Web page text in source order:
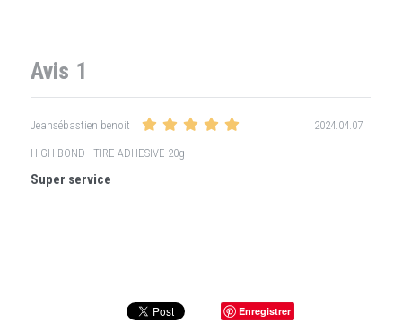
Avis 1
Jeansébastien benoit 2024.04.07
HIGH BOND - TIRE ADHESIVE 20g
Super service
Enregistrer